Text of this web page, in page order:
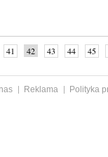
41 42 43 44 45
Reklama
Polityka